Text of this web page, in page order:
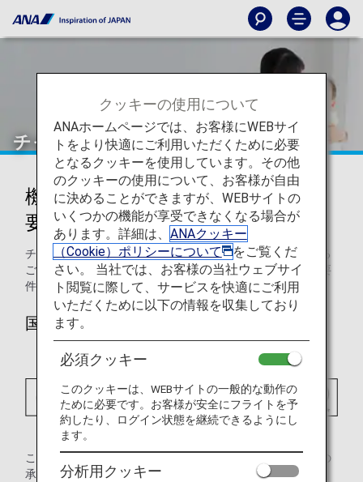
チャイルドシートについて
機内でのチャイルドシート使用の
要件
チャイルドシートを機内にお持ち込みになってご使用になる
ご予定のお客様は、チャイルドシートが以下に記載の認定要
件のうち1つを満たしていることが必要です。
国土交通省（日本）の承認済みである
この画像は、当該チャイルドシートが国土交通省（日本）の
承認済みであることを示しています。
クッキーの使用について
ANAホームページでは、お客様にWEBサイ
トをより快適にご利用いただくために必要
となるクッキーを使用しています。その他
のクッキーの使用について、お客様が自由
に決めることができますが、WEBサイトの
いくつかの機能が享受できなくなる場合が
あります。詳細は、 ANAクッキー
（Cookie）ポリシーについて
をご覧くだ
さい。 当社では、お客様の当社ウェブサイ
ト閲覧に際して、サービスを快適にご利用
いただくために以下の情報を収集しており
ます。
必須クッキー
このクッキーは、WEBサイトの一般的な動作の
ために必要です。お客様が安全にフライトを予
約したり、ログイン状態を継続できるようにし
ます。
分析用クッキー